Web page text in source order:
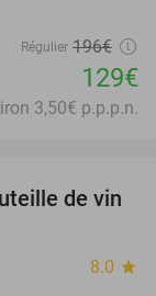
Régulier 196€
129€
3,50€ p.p.p.n.
31%
de vin
8.0 star